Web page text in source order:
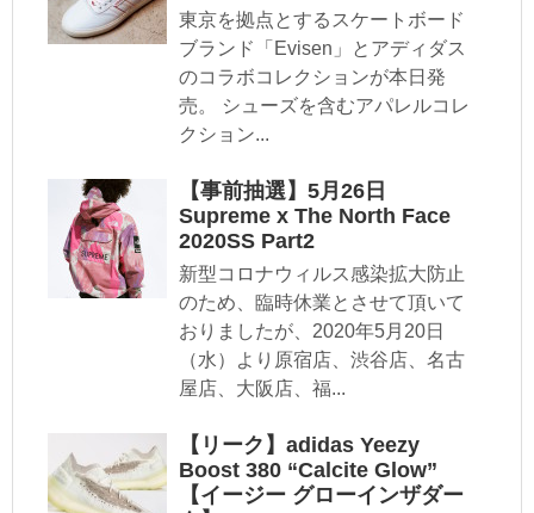
東京を拠点とするスケートボード
ブランド「Evisen」とアディダス
のコラボコレクションが本日発
売。 シューズを含むアパレルコレ
クション...
【事前抽選】5月26日
Supreme x The North Face
2020SS Part2
新型コロナウィルス感染拡大防止
のため、臨時休業とさせて頂いて
おりましたが、2020年5月20日
（水）より原宿店、渋谷店、名古
屋店、大阪店、福...
【リーク】adidas Yeezy
Boost 380 “Calcite Glow”
【イージー グローインザダー